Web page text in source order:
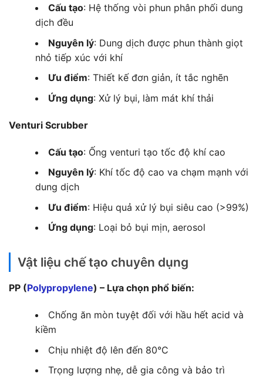
Cấu tạo: Hệ thống vòi phun phân phối dung
dịch đều
Nguyên lý: Dung dịch được phun thành giọt
nhỏ tiếp xúc với khí
Ưu điểm: Thiết kế đơn giản, ít tắc nghẽn
Ứng dụng: Xử lý bụi, làm mát khí thải
Venturi Scrubber
Cấu tạo: Ống venturi tạo tốc độ khí cao
Nguyên lý: Khí tốc độ cao va chạm mạnh với
dung dịch
Ưu điểm: Hiệu quả xử lý bụi siêu cao (>99%)
Ứng dụng: Loại bỏ bụi mịn, aerosol
Vật liệu chế tạo chuyên dụng
PP (Polypropylene) – Lựa chọn phổ biến:
Chống ăn mòn tuyệt đối với hầu hết acid và
kiềm
Chịu nhiệt độ lên đến 80°C
Trọng lượng nhẹ, dễ gia công và bảo trì